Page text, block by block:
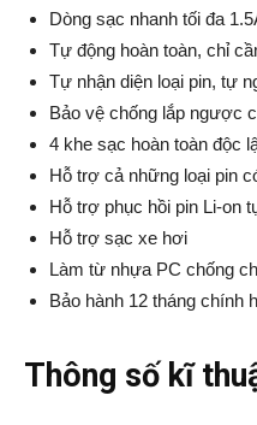
Dòng sạc nhanh tối đa
Tự động hoàn toàn, chỉ
Tự nhận diện loại pin, tự
Bảo vệ chống lắp ngược
4 khe sạc hoàn toàn độc
Hỗ trợ cả những loại pin
Hỗ trợ phục hồi pin Li-on
Hỗ trợ sạc xe hơi
Làm từ nhựa PC chống
Bảo hành 12 tháng chính
Thông số kĩ